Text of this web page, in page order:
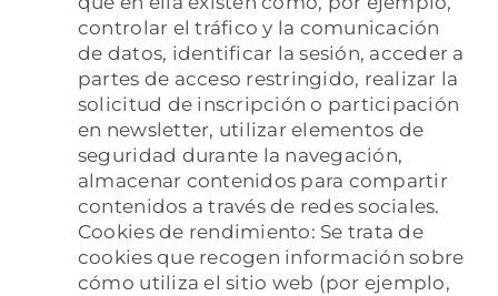
controlar el tráfico y la comunicación
de datos, identificar la sesión, acceder a
partes de acceso restringido, realizar la
solicitud de inscripción o participación
en newsletter, utilizar elementos de
seguridad durante la navegación,
almacenar contenidos para compartir
contenidos a través de redes sociales.
Cookies de rendimiento: Se trata de
cookies que recogen información sobre
cómo utiliza el sitio web (por ejemplo,